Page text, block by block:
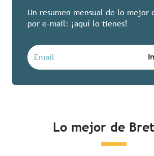
Un resumen mensual de lo mejor
por e-mail: ¡aquí lo tienes!
Lo mejor de